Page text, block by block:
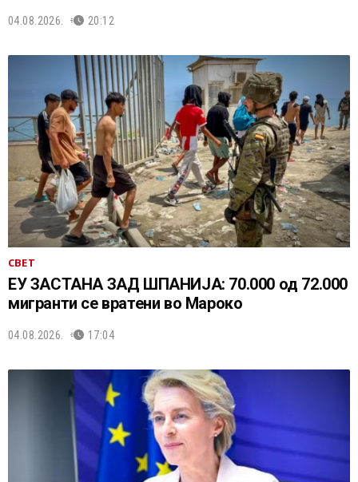
04.08.2026. 20:12
СВЕТ
ЕУ ЗАСТАНА ЗАД ШПАНИЈА: 70.000 од 72.000
мигранти се вратени во Мароко
04.08.2026. 17:04